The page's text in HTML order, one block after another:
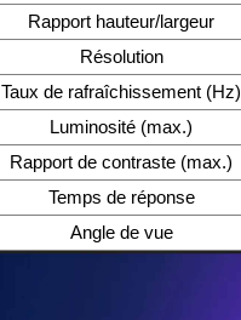
Rapport hauteur/largeur
Résolution
Taux de rafraîchissement (Hz)
Luminosité (max.)
Rapport de contraste (max.)
Temps de réponse
Angle de vue